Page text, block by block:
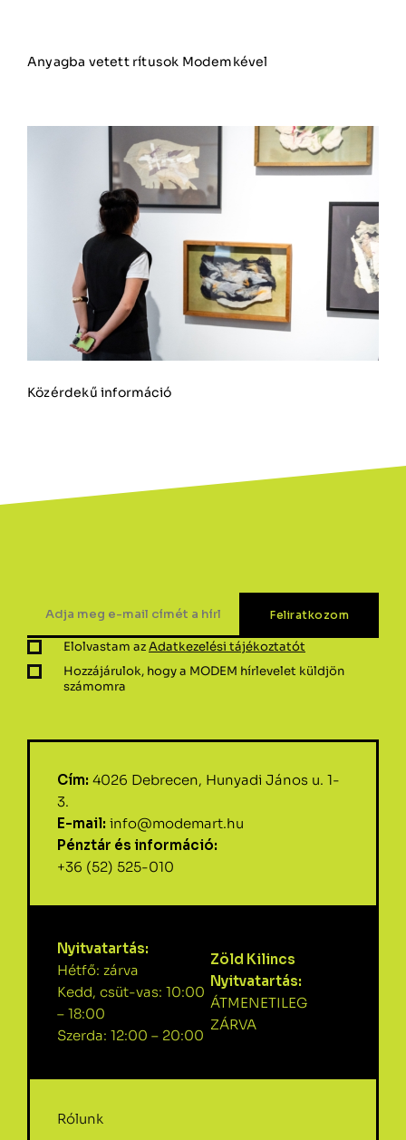
Anyagba vetett rítusok Modemkével
Közérdekű információ
Elolvastam azAdatkezelési tájékoztatót
Hozzájárulok, hogy a MODEM hírlevelet küldjön
számomra
Cím: 4026 Debrecen, Hunyadi János u. 1-
3.
E-mail: info@modemart.hu
Pénztár és információ:
+36 (52) 525-010
Nyitvatartás:
Hétfő: zárva
Kedd, csüt-vas: 10:00
– 18:00
Szerda: 12:00 – 20:00
Zöld Kilincs
Nyitvatartás:
ÁTMENETILEG
ZÁRVA
Rólunk